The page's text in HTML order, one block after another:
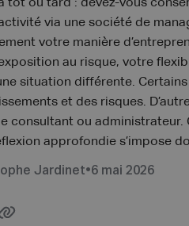
tôt ou tard : devez-vous
via une société de
votre manière
au risque, votre
situation différente.
et des risques.
consultant ou
approfondie s’impose
Jardinet•6 mai 2026